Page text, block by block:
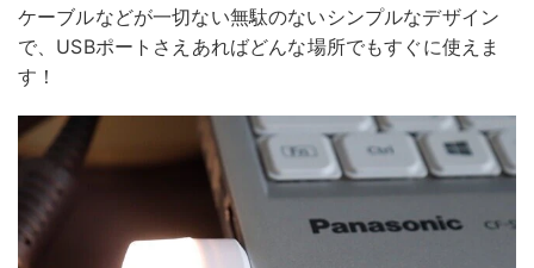
ケーブルなどが一切ない無駄のないシンプルなデザイン
で、USBポートさえあればどんな場所でもすぐに使えま
す！